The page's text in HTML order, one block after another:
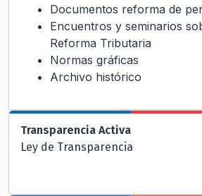
Documentos reforma de
Encuentros y seminarios
Reforma Tributaria
Normas gráficas
Archivo histórico
Transparencia Activa
Ley de Transparencia